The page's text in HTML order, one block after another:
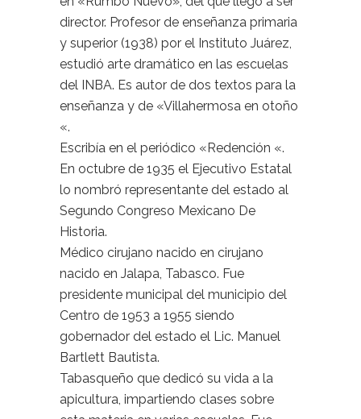
director. Profesor de enseñanza primaria
y superior (1938) por el Instituto Juárez,
estudió arte dramático en las escuelas
del INBA. Es autor de dos textos para la
enseñanza y de «Villahermosa en otoño
«.
Escribía en el periódico «Redención «.
En octubre de 1935 el Ejecutivo Estatal
lo nombró representante del estado al
Segundo Congreso Mexicano De
Historia.
Médico cirujano nacido en cirujano
nacido en Jalapa, Tabasco. Fue
presidente municipal del municipio del
Centro de 1953 a 1955 siendo
gobernador del estado el Lic. Manuel
Bartlett Bautista.
Tabasqueño que dedicó su vida a la
apicultura, impartiendo clases sobre